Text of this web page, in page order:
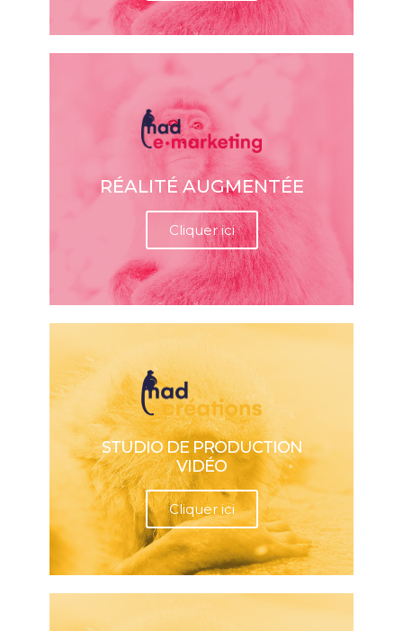
RÉALITÉ AUGMENTÉE
Cliquer ici
STUDIO DE PRODUCTION
VIDÉO
Cliquer ici